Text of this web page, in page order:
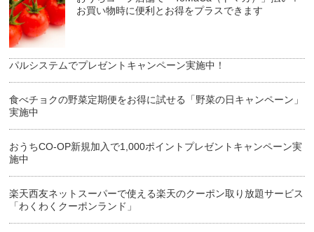
お買い物時に便利とお得をプラスできます
パルシステムでプレゼントキャンペーン実施中！
食べチョクの野菜定期便をお得に試せる「野菜の日キャンペーン」
実施中
おうちCO-OP新規加入で1,000ポイントプレゼントキャンペーン実
施中
楽天西友ネットスーパーで使える楽天のクーポン取り放題サービス
「わくわくクーポンランド」